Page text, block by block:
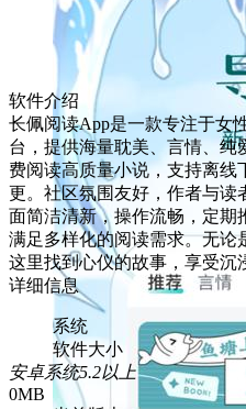
软件介绍
长佩阅读App是一款专注于女
台，提供海量耽美、言情、
费阅读高质量小说，支持离
更。社区氛围友好，作者与读
面简洁清新，操作流畅，定期
满足多样化的阅读需求。无论
这里找到心仪的故事，享受沉
详细信息
系统
软件大小
安卓系统5.2以上
0MB